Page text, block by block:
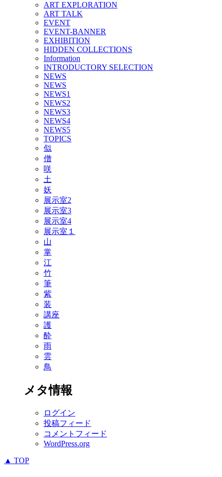
ART EXPLORATION
ART TALK
EVENT
EVENT-BANNER
EXHIBITION
HIDDEN COLLECTIONS
Information
INTRODUCTORY SELECTION
NEWS
NEWS
NEWS1
NEWS2
NEWS3
NEWS4
NEWS5
TOPICS
似
僧
咲
土
妖
展示室2
展示室3
展示室4
展示室１
山
掌
江
竹
筆
紫
装
講座
護
酔
雨
雲
鳥
メタ情報
ログイン
投稿フィード
コメントフィード
WordPress.org
▲ TOP